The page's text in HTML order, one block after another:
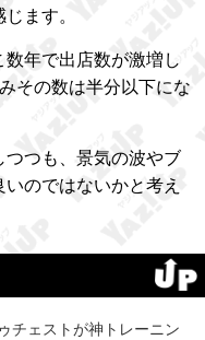
ます。
年で出店数が激増し
その数は半分以下にな
つも、景気の波やブ
のではないかと考え
チェストが神トレーニン